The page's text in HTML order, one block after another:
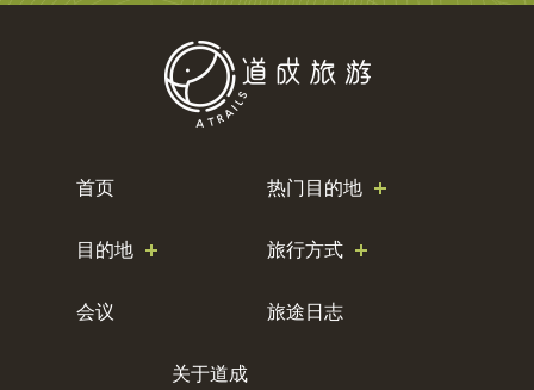
首页 热门目的地
目的地 旅行方式
会议 旅途日志
关于道成